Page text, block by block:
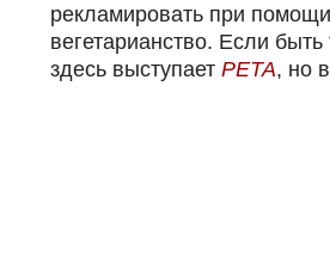
рекламировать при
вегетарианство. Если
здесь выступает PETA, но